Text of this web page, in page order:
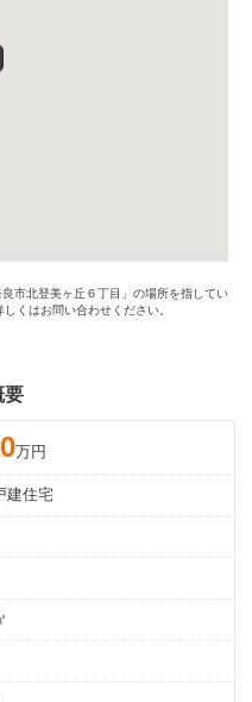
市北登美ヶ丘６丁目」の場所を指してい
くはお問い合わせください。
要
万円
建住宅